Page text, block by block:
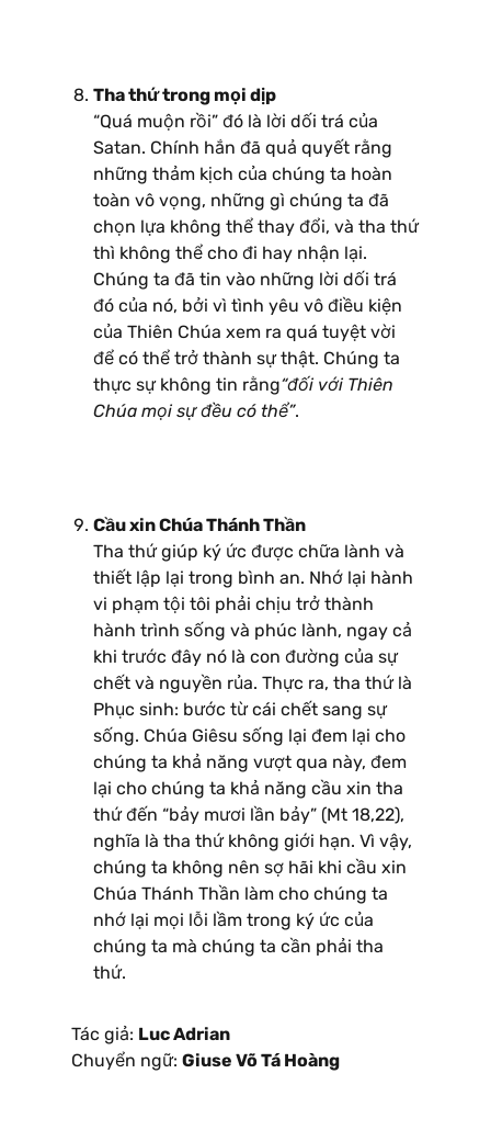
Tha thứ trong mọi dịp
“Quá muộn rồi” đó là lời dối trá của
Satan. Chính hắn đã quả quyết rằng
những thảm kịch của chúng ta hoàn
toàn vô vọng, những gì chúng ta đã
chọn lựa không thể thay đổi, và tha thứ
thì không thể cho đi hay nhận lại.
Chúng ta đã tin vào những lời dối trá
đó của nó, bởi vì tình yêu vô điều kiện
của Thiên Chúa xem ra quá tuyệt vời
để có thể trở thành sự thật. Chúng ta
thực sự không tin rằng“đối với Thiên
Chúa mọi sự đều có thể”.
Cầu xin Chúa Thánh Thần
Tha thứ giúp ký ức được chữa lành và
thiết lập lại trong bình an. Nhớ lại hành
vi phạm tội tôi phải chịu trở thành
hành trình sống và phúc lành, ngay cả
khi trước đây nó là con đường của sự
chết và nguyền rủa. Thực ra, tha thứ là
Phục sinh: bước từ cái chết sang sự
sống. Chúa Giêsu sống lại đem lại cho
chúng ta khả năng vượt qua này, đem
lại cho chúng ta khả năng cầu xin tha
thứ đến “bảy mươi lần bảy” (Mt 18,22),
nghĩa là tha thứ không giới hạn. Vì vậy,
chúng ta không nên sợ hãi khi cầu xin
Chúa Thánh Thần làm cho chúng ta
nhớ lại mọi lỗi lầm trong ký ức của
chúng ta mà chúng ta cần phải tha
thứ.
Tác giả: Luc Adrian
Chuyển ngữ: Giuse Võ Tá Hoàng